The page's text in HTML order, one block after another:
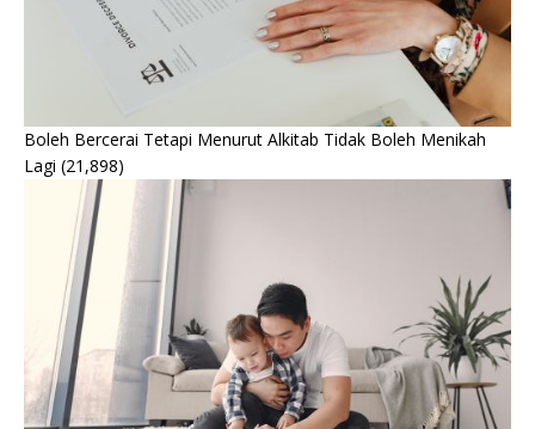
Boleh Bercerai Tetapi Menurut Alkitab Tidak Boleh Menikah
Lagi (21,898)